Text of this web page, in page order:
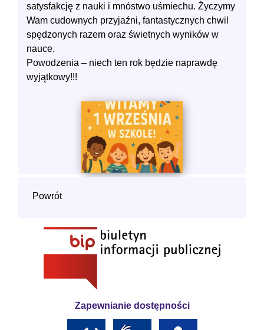
satysfakcję z nauki i mnóstwo uśmiechu. Życzymy
Wam cudownych przyjaźni, fantastycznych chwil
spędzonych razem oraz świetnych wyników w
nauce.
Powodzenia – niech ten rok będzie naprawdę
wyjątkowy!!!
Powrót
Zapewnianie dostępności